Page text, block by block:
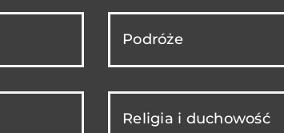
Podróże
Religia i duchowość